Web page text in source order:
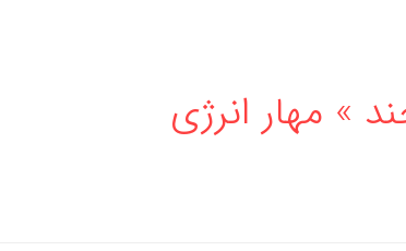
» مهار انرژی